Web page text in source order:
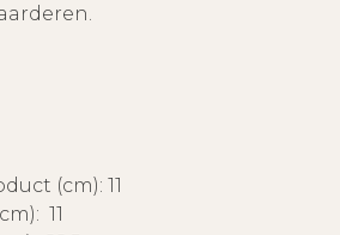
(cm): 11
11